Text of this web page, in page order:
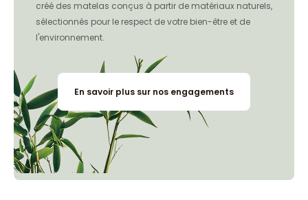
créé des matelas conçus à partir de matériaux naturels,
sélectionnés pour le respect de votre bien-être et de
l'environnement.
En savoir plus sur nos engagements